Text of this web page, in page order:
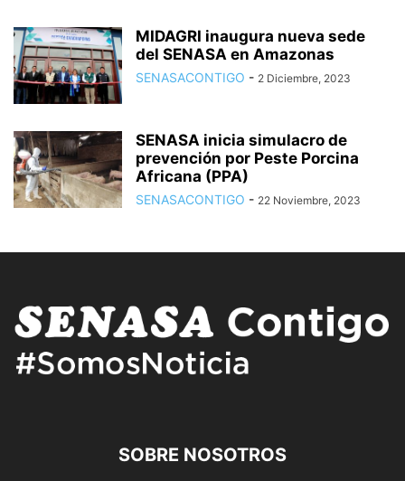
MIDAGRI inaugura nueva sede
del SENASA en Amazonas
SENASACONTIGO - 2 Diciembre, 2023
SENASA inicia simulacro de
prevención por Peste Porcina
Africana (PPA)
SENASACONTIGO - 22 Noviembre, 2023
SOBRE NOSOTROS